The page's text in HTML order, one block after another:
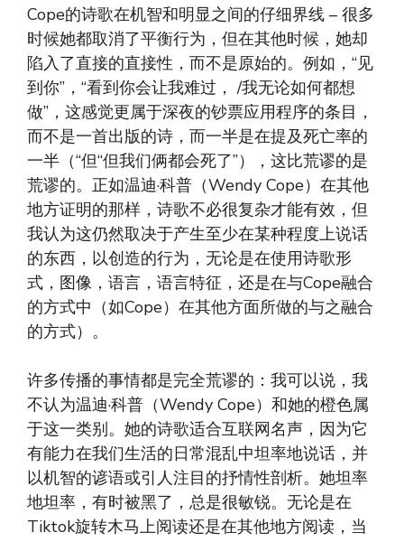
Cope的诗歌在机智和明显之间的仔细界线 – 很多
时候她都取消了平衡行为，但在其他时候，她却
陷入了直接的直接性，而不是原始的。例如，“见
到你”，“看到你会让我难过， /我无论如何都想
做”，这感觉更属于深夜的钞票应用程序的条目，
而不是一首出版的诗，而一半是在提及死亡率的
一半（“但“但我们俩都会死了”），这比荒谬的是
荒谬的。正如温迪·科普（Wendy Cope）在其他
地方证明的那样，诗歌不必很复杂才能有效，但
我认为这仍然取决于产生至少在某种程度上说话
的东西，以创造的行为，无论是在使用诗歌形
式，图像，语言，语言特征，还是在与Cope融合
的方式中（如Cope）在其他方面所做的与之融合
的方式）。
许多传播的事情都是完全荒谬的：我可以说，我
不认为温迪·科普（Wendy Cope）和她的橙色属
于这一类别。她的诗歌适合互联网名声，因为它
有能力在我们生活的日常混乱中坦率地说话，并
以机智的谚语或引人注目的抒情性剖析。她坦率
地坦率，有时被黑了，总是很敏锐。无论是在
Tiktok旋转木马上阅读还是在其他地方阅读，当